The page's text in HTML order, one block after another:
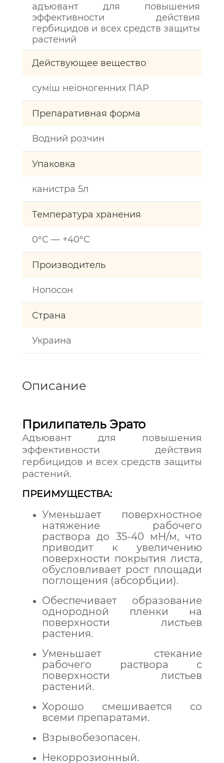
адъювант для повышения
эффективности действия
гербицидов и всех средств защиты
растений
Действующее вещество
суміш неіоногенних ПАР
Препаративная форма
Водний розчин
Упаковка
канистра 5л
Температура хранения
0°С — +40°С
Производитель
Нопосон
Страна
Украина
Описание
Прилипатель Эрато
Адъювант для повышения
эффективности действия
гербицидов и всех средств защиты
растений.
ПРЕИМУЩЕСТВА:
Уменьшает поверхностное
натяжение рабочего
раствора до 35-40 мН/м, что
приводит к увеличению
поверхности покрытия листа,
обусловливает рост площади
поглощения (абсорбции).
Обеспечивает образование
однородной пленки на
поверхности листьев
растения.
Уменьшает стекание
рабочего раствора с
поверхности листьев
растений.
Хорошо смешивается со
всеми препаратами.
Взрывобезопасен.
Некоррозионный.